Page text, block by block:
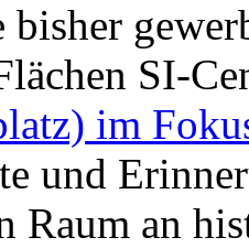
bisher
SI-
im
und
Raum an